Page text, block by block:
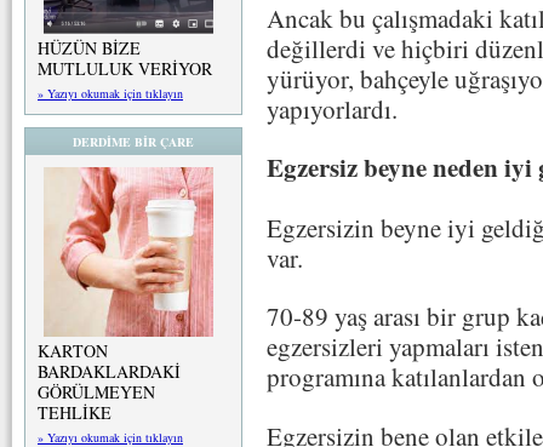
HÜZÜN BİZE
MUTLULUK VERİYOR
» Yazıyı okumak için tıklayın
DERDİME BİR ÇARE
KARTON
BARDAKLARDAKİ
GÖRÜLMEYEN
TEHLİKE
» Yazıyı okumak için tıklayın
Ancak bu çalışmadaki
değillerdi ve hiçbiri
yürüyor, bahçeyle
yapıyorlardı.
Egzersiz beyne neden
Egzersizin beyne iyi
var.
70-89 yaş arası bir grup
egzersizleri yapmaları
programına katılanlardan
Egzersizin bene olan